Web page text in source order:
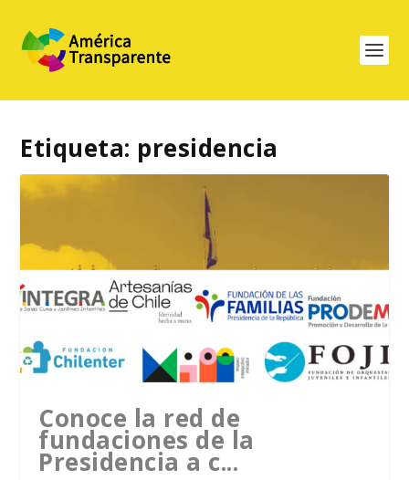
Etiqueta: presidencia
Conoce la red de
fundaciones de la
Presidencia a c...